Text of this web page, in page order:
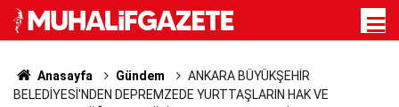
Anasayfa Gündem
ANKARA BÜYÜKŞEHİR
BELEDİYESİ'NDEN DEPREMZEDE YURTTAŞLARIN HAK VE